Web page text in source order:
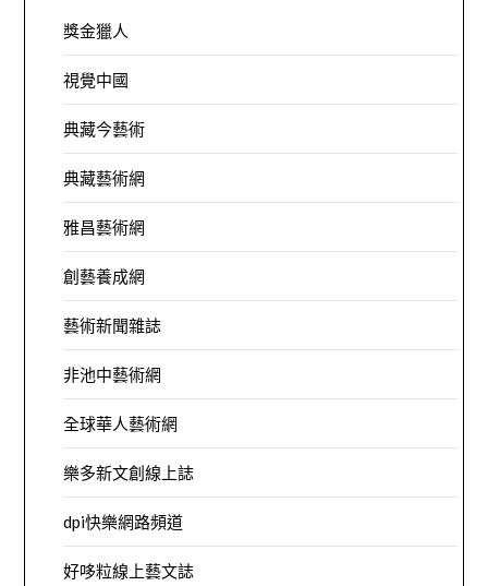
獎金獵人
視覺中國
典藏今藝術
典藏藝術網
雅昌藝術網
創藝養成網
藝術新聞雜誌
非池中藝術網
全球華人藝術網
樂多新文創線上誌
dpi快樂網路頻道
好哆粒線上藝文誌